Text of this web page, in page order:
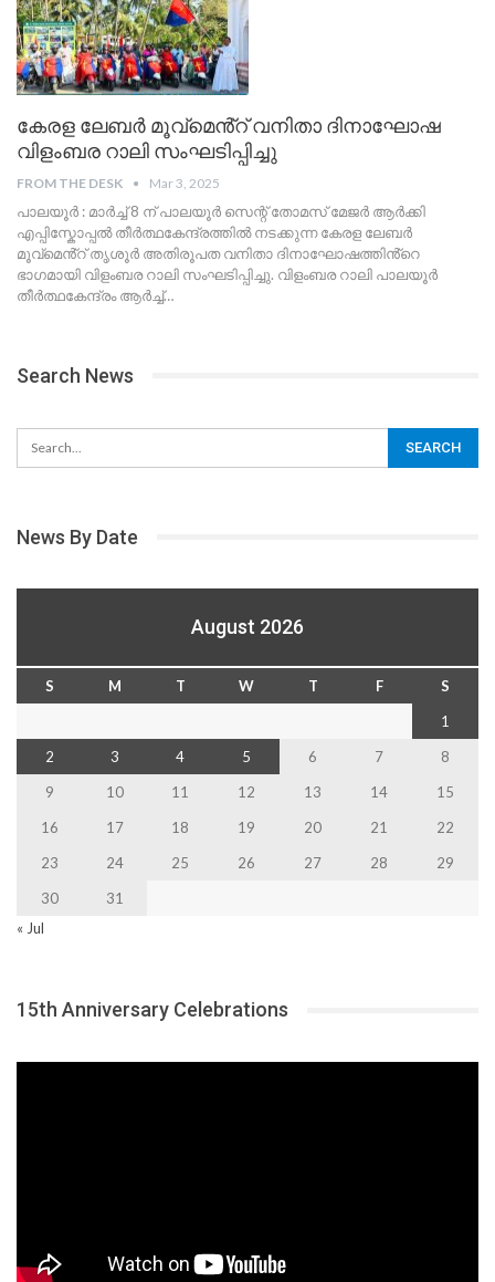
കേരള ലേബർ മൂവ്മെൻ്റ് വനിതാ ദിനാഘോഷ
വിളംബര റാലി സംഘടിപ്പിച്ചു
FROM THE DESK Mar 3, 2025
പാലയൂർ : മാർച്ച് 8 ന് പാലയൂർ സെന്റ് തോമസ് മേജർ ആർക്കി
എപ്പിസ്കോപ്പൽ തീർത്ഥകേന്ദ്രത്തിൽ നടക്കുന്ന കേരള ലേബർ
മൂവ്മെൻ്റ് തൃശൂർ അതിരൂപത വനിതാ ദിനാഘോഷത്തിൻ്റെ
ഭാഗമായി വിളംബര റാലി സംഘടിപ്പിച്ചു. വിളംബര റാലി പാലയൂർ
തീർത്ഥകേന്ദ്രം ആർച്ച്…
Search News
News By Date
August 2026
S M T W T F
S
1
2
3 4 5 6 7
8
9
10 11 12 13 14
15
16
17 18 19 20 21
22
23
24 25 26 27 28
29
30
31
« Jul
15th Anniversary Celebrations